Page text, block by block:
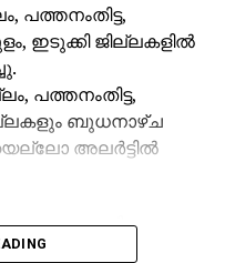
ഇടുക്കി ജില്ലകളില്‍
പത്തനംതിട്ട,
ബുധനാഴ്ച
അലര്‍ട്ടില്‍
പുരോഗമിക്കുന്ന
നിലക്കല്‍